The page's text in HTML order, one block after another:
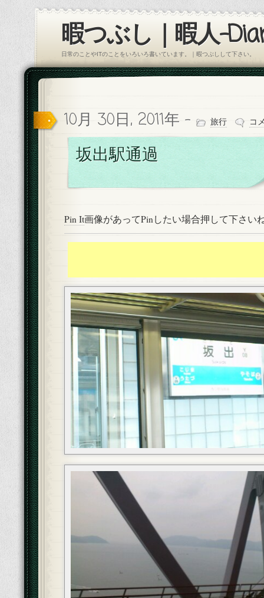
暇つぶし｜暇人-
日常のことやITのことをいろいろ書いています。｜暇つぶしして下さい。
10月 30日, 2011年 - 旅行 コ
坂出駅通過
Pin It画像があってPinしたい場合押して下さい